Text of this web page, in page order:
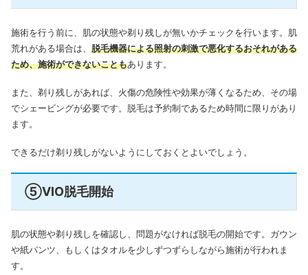
施術を行う前に、肌の状態や剃り残しが無いかチェックを行います。 肌
荒れがある場合は、 脱毛機器による照射の刺激で悪化するおそれがある
ため、施術ができないこともあります。
また、剃り残しがあれば、火傷の危険性や効果が薄くなるため、その場
でシェービングが必要です。脱毛は予約制であるため時間に限りがあり
ます。
できるだけ剃り残しがないようにしておくとよいでしょう。
⑤VIO脱毛開始
肌の状態や剃り残しを確認し、問題がなければ脱毛の開始です。ガウン
や紙パンツ、もしくはタオルを少しずつずらしながら施術が行われま
す。